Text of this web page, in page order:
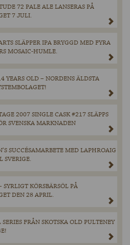
72 PALE ALE LANSERAS PÅ
7 JULI.
SLÄPPER IPA BRYGGD MED FYRA
MOSAIC-HUMLE.
YEARS OLD – NORDENS ÄLDSTA
2007 SINGLE CASK #217 SLÄPPS
SVENSKA MARKNADEN
SUCCÉSAMARBETE MED LAPHROAIG
SVERIGE.
SYRLIGT KÖRSBÄRSÖL PÅ
DEN 28 APRIL.
FRÅN SKOTSKA OLD PULTENEY